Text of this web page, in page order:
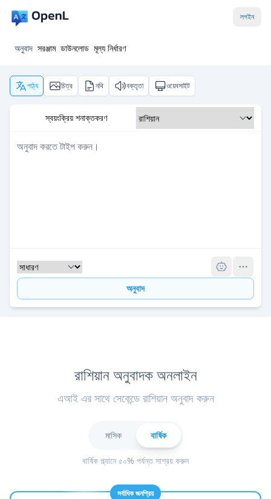
লগইন
অনুবাদ সরঞ্জাম ডাউনলোড মূল্য নির্ধারণ
পাঠ্য চিত্র নথি বক্তৃতা ওয়েবসাইট
স্বয়ংক্রিয় শনাক্তকরণ
অনুবাদ
রাশিয়ান অনুবাদক অনলাইন
এআই এর সাথে সেকেন্ডে রাশিয়ান অনুবাদ করুন
মাসিক বার্ষিক
বার্ষিক প্ল্যানে ৫০% পর্যন্ত সাশ্রয় করুন
সর্বাধিক জনপ্রিয়